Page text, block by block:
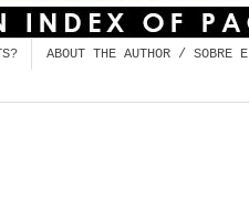
ABOUT THE AUTHOR / SOBRE